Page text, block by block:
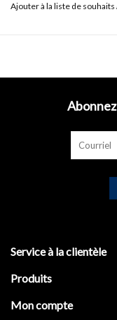
Ajouter à la liste de souhaits
Service à la clientèle
Produits
Mon compte